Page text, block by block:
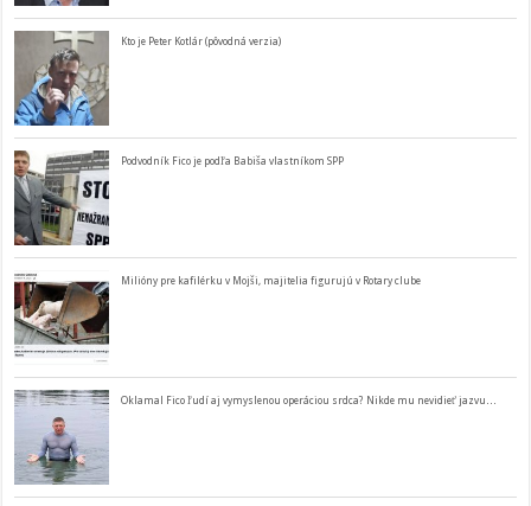
Kto je Peter Kotlár (pôvodná verzia)
Podvodník Fico je podľa Babiša vlastníkom SPP
Milióny pre kafilérku v Mojši, majitelia figurujú v Rotary clube
Oklamal Fico ľudí aj vymyslenou operáciou srdca? Nikde mu nevidieť jazvu…